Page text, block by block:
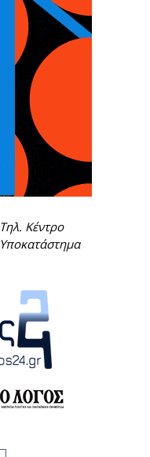
Τηλ. Κέντρο
Υποκατάστημα